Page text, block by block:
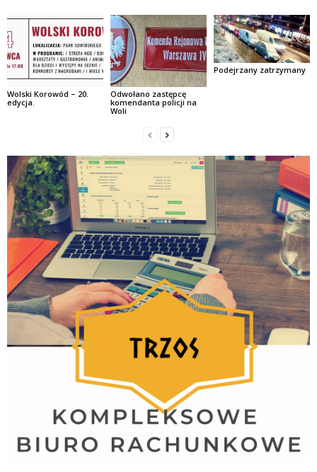
Wolski Korowód – 20.
edycja.
Odwołano zastępcę
komendanta policji na
Woli
Podejrzany zatrzymany